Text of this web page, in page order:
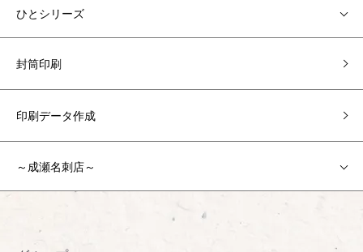
ひとシリーズ
封筒印刷
印刷データ作成
～成瀬名刺店～